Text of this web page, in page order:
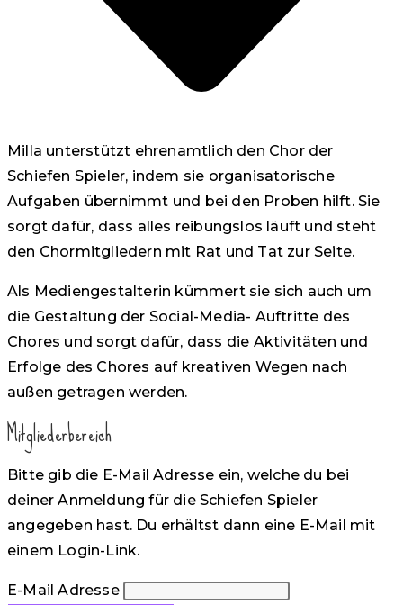
Milla unterstützt ehrenamtlich den Chor der
Schiefen Spieler, indem sie organisatorische
Aufgaben übernimmt und bei den Proben hilft. Sie
sorgt dafür, dass alles reibungslos läuft und steht
den Chormitgliedern mit Rat und Tat zur Seite.
Als Mediengestalterin kümmert sie sich auch um
die Gestaltung der Social-Media- Auftritte des
Chores und sorgt dafür, dass die Aktivitäten und
Erfolge des Chores auf kreativen Wegen nach
außen getragen werden.
Mitgliederbereich
Bitte gib die E-Mail Adresse ein, welche du bei
deiner Anmeldung für die Schiefen Spieler
angegeben hast. Du erhältst dann eine E-Mail mit
einem Login-Link.
E-Mail Adresse